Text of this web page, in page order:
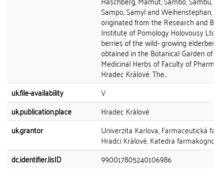
Sampo, Samyl and Weihenstephan,
originated from the Research and
Institute of Pomology Holovousy Ltd.
berries of the wild- growing
obtained in the Botanical Garden of
Medicinal Herbs of Faculty of
Hradec Králové. The...
uk.file-availability
V
uk.publication.place
Hradec Králové
uk.grantor
Univerzita Karlova, Farmaceutická
Hradci Králové, Katedra
dc.identifier.lisID
990017805240106986